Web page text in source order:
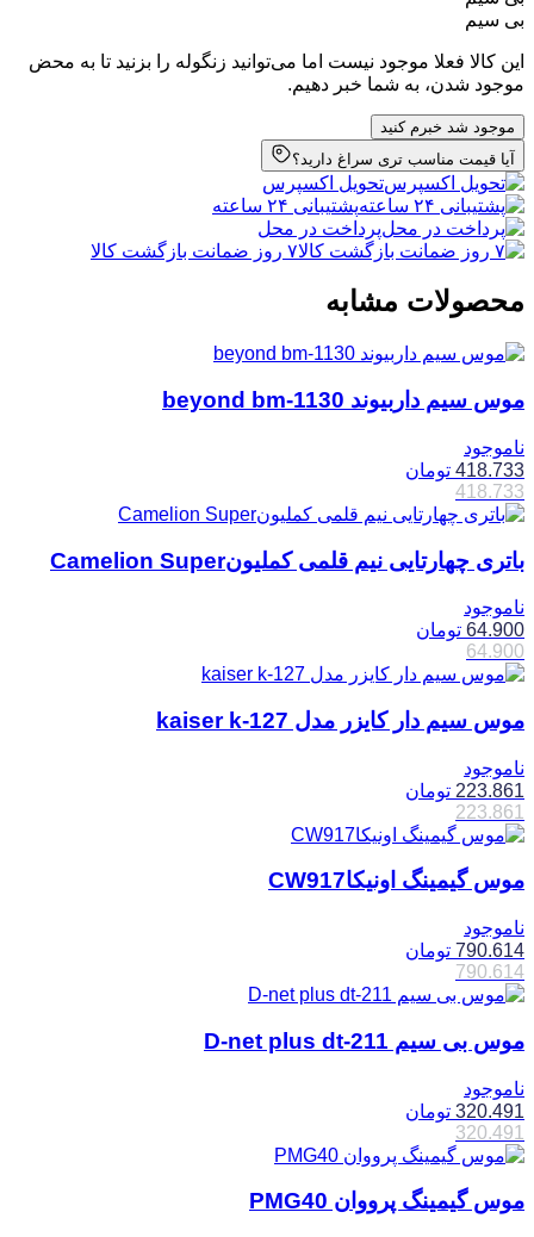
بی سیم
این کالا فعلا موجود نیست اما می‌توانید زنگوله را بزنید تا به محض
موجود شدن، به شما خبر دهیم.
موجود شد خبرم کنید
آیا قیمت مناسب تری سراغ دارید؟
تحویل اکسپرس
پشتیبانی ۲۴ ساعته
پرداخت در محل
۷ روز ضمانت بازگشت کالا
محصولات مشابه
موس سیم داربیوند beyond bm-1130
ناموجود
418.733 تومان
418.733
باتری چهارتایی نیم قلمی کملیونCamelion Super
ناموجود
64.900 تومان
64.900
موس سیم دار کایزر مدل kaiser k-127
ناموجود
223.861 تومان
223.861
موس گیمینگ اونیکاCW917
ناموجود
790.614 تومان
790.614
موس بی سیم D-net plus dt-211
ناموجود
320.491 تومان
320.491
موس گیمینگ پرووان PMG40